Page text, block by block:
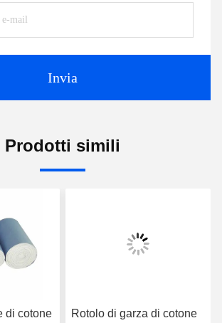
Invia
Prodotti simili
di cotone
Rotolo di garza di cotone